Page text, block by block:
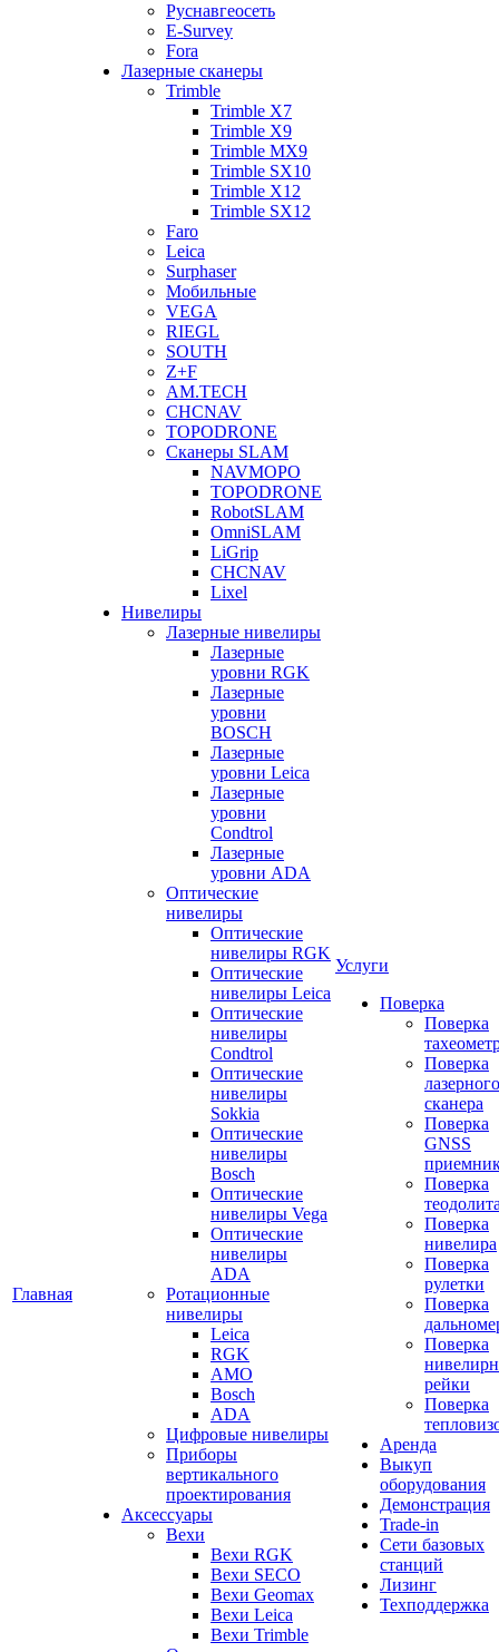
Главная
Руснавгеосеть
E-Survey
Fora
Лазерные сканеры
Trimble
Trimble X7
Trimble X9
Trimble MX9
Trimble SX10
Trimble X12
Trimble SX12
Faro
Leica
Surphaser
Мобильные
VEGA
RIEGL
SOUTH
Z+F
AM.TECH
CHCNAV
TOPODRONE
Сканеры SLAM
NAVMOPO
TOPODRONE
RobotSLAM
OmniSLAM
LiGrip
CHCNAV
Lixel
Нивелиры
Лазерные нивелиры
Лазерные
уровни RGK
Лазерные
уровни
BOSCH
Лазерные
уровни Leica
Лазерные
уровни
Condtrol
Лазерные
уровни ADA
Оптические
нивелиры
Оптические
нивелиры RGK
Оптические
нивелиры Leica
Оптические
нивелиры
Condtrol
Оптические
нивелиры
Sokkia
Оптические
нивелиры
Bosch
Оптические
нивелиры Vega
Оптические
нивелиры
ADA
Ротационные
нивелиры
Leica
RGK
AMO
Bosch
ADA
Цифровые нивелиры
Приборы
вертикального
проектирования
Аксессуары
Вехи
Вехи RGK
Вехи SECO
Вехи Geomax
Вехи Leica
Вехи Trimble
Услуги
Поверка
Поверка
Поверка
лазерного
сканера
Поверка
GNSS
Поверка
Поверка
нивелира
Поверка
рулетки
Поверка
Поверка
рейки
Поверка
Аренда
Выкуп
оборудования
Демонстрация
Trade-in
Сети базовых
станций
Лизинг
Техподдержка